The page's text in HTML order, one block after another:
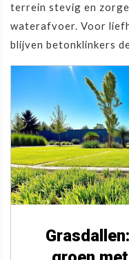
terrein stevig en
waterafvoer. Voor
blijven betonklinkers